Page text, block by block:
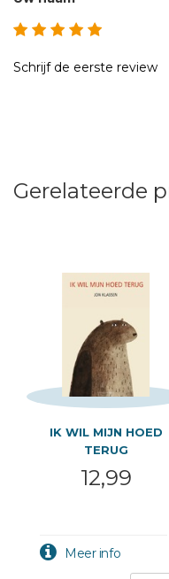
Schrijf de eerste review
Gerelateerde
IK WIL MIJN HOED
TERUG
12,99